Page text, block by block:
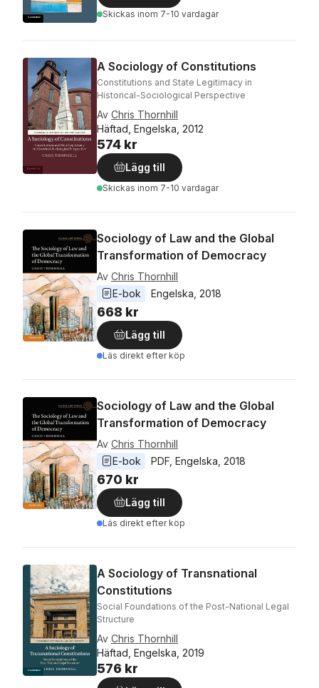
Skickas inom 7-10 vardagar
A Sociology of Constitutions
Constitutions and State Legitimacy in
Historical-Sociological Perspective
Av Chris Thornhill
Häftad, Engelska, 2012
574 kr
Lägg till
Skickas inom 7-10 vardagar
Sociology of Law and the Global
Transformation of Democracy
Av Chris Thornhill
E-bok
Engelska 2018
668 kr
Lägg till
Läs direkt efter köp
Sociology of Law and the Global
Transformation of Democracy
Av Chris Thornhill
E-bok
PDF Engelska 2018
670 kr
Lägg till
Läs direkt efter köp
A Sociology of Transnational
Constitutions
Social Foundations of the Post-National Legal
Structure
Av Chris Thornhill
Häftad, Engelska, 2019
576 kr